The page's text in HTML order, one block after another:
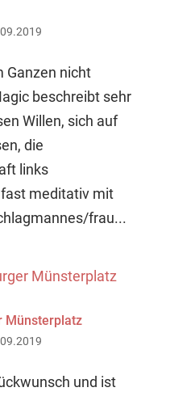
Ganzen nicht
beschreibt sehr
Willen, sich auf
die
links
fast meditativ mit
frau...
Münsterplatz
und ist